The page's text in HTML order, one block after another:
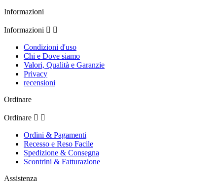
Informazioni
Informazioni  
Condizioni d'uso
Chi e Dove siamo
Valori, Qualità e Garanzie
Privacy
recensioni
Ordinare
Ordinare  
Ordini & Pagamenti
Recesso e Reso Facile
Spedizione & Consegna
Scontrini & Fatturazione
Assistenza